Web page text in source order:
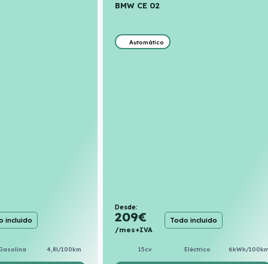
incluido
4,8l/100km
BMW CE 02
Automático
Desde:
209€
/mes+IVA
Todo incluido
15cv Eléctrico 6kWh/